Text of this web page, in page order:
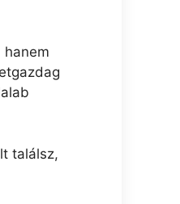
hanem
találsz,